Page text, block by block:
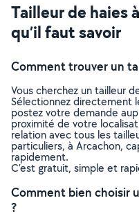
Tailleur de haies
qu’il faut savoir
Comment trouver un
Vous cherchez un tailleur
Sélectionnez directement
postez votre demande
proximité de votre
relation avec tous les
particuliers, à Arcachon,
rapidement.
C’est gratuit, simple et
Comment bien choisir
?